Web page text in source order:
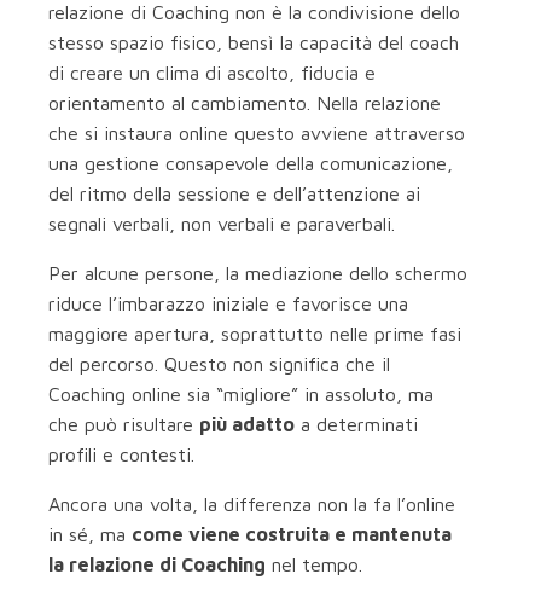
relazione di Coaching non è la condivisione dello
stesso spazio fisico, bensì la capacità del coach
di creare un clima di ascolto, fiducia e
orientamento al cambiamento. Nella relazione
che si instaura online questo avviene attraverso
una gestione consapevole della comunicazione,
del ritmo della sessione e dell’attenzione ai
segnali verbali, non verbali e paraverbali.
Per alcune persone, la mediazione dello schermo
riduce l’imbarazzo iniziale e favorisce una
maggiore apertura, soprattutto nelle prime fasi
del percorso. Questo non significa che il
Coaching online sia “migliore” in assoluto, ma
che può risultare più adatto a determinati
profili e contesti.
Ancora una volta, la differenza non la fa l’online
in sé, ma come viene costruita e mantenuta
la relazione di Coaching nel tempo.